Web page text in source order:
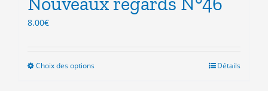
page
8.00€
Choix des optionsCe
Détails